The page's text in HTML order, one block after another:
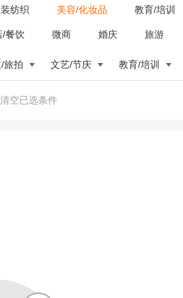
纺织 美容/化妆品 教育/培训
/餐饮 微商 婚庆 旅游
旅拍 文艺/节庆 教育/培训
清空已选条件